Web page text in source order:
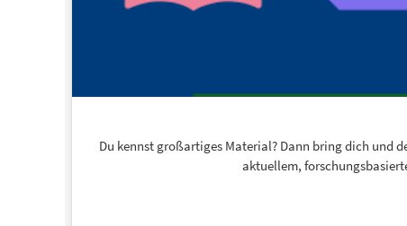
Du kennst großartiges Material? Dann bring dich und
aktuellem,